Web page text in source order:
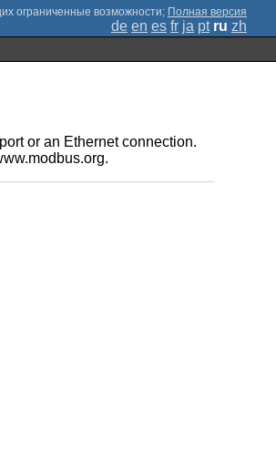
; Полная версия
de en es fr ja pt ru zh
or an Ethernet connection.